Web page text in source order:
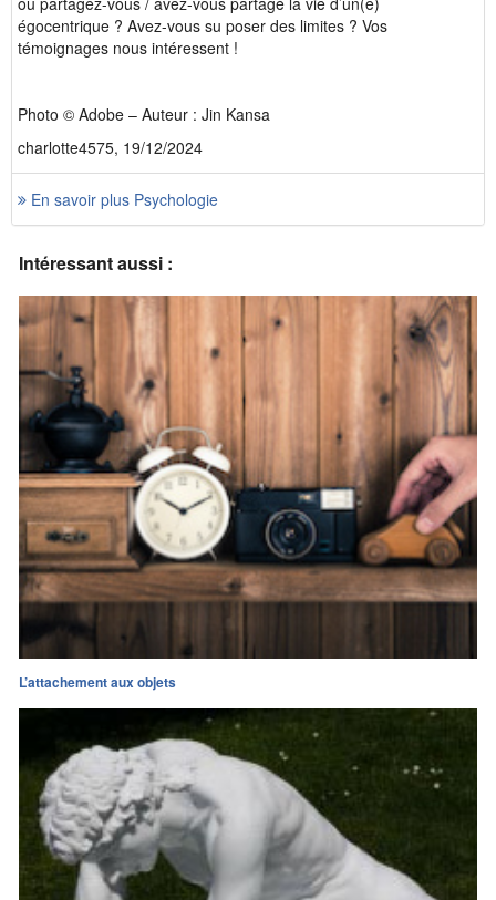
égocentrique ? Avez-vous su poser des limites ? Vos
témoignages nous intéressent !
Photo © Adobe – Auteur : Jin Kansa
charlotte4575, 19/12/2024
En savoir plus Psychologie
Intéressant aussi :
L’attachement aux objets